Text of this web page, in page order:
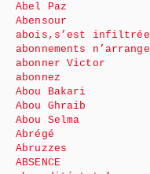
Abel Paz
Abensour
abois,s’est infiltrée
abonnements n’arrange
abonner Victor
abonnez
Abou Bakari
Abou Ghraib
Abou Selma
Abrégé
Abruzzes
ABSENCE